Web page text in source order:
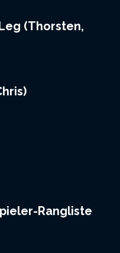
(Thorsten,
Rangliste